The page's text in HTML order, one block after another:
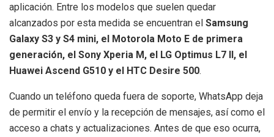
aplicación. Entre los modelos que suelen quedar
alcanzados por esta medida se encuentran el Samsung
Galaxy S3 y S4 mini, el Motorola Moto E de primera
generación, el Sony Xperia M, el LG Optimus L7 II, el
Huawei Ascend G510 y el HTC Desire 500.
Cuando un teléfono queda fuera de soporte, WhatsApp deja
de permitir el envío y la recepción de mensajes, así como el
acceso a chats y actualizaciones. Antes de que eso ocurra,